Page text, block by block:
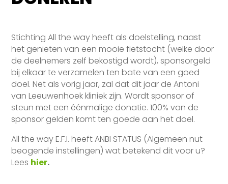
Stichting All the way heeft als doelstelling, naast
het genieten van een mooie fietstocht (welke door
de deelnemers zelf bekostigd wordt), sponsorgeld
bij elkaar te verzamelen ten bate van een goed
doel. Net als vorig jaar, zal dat dit jaar de Antoni
van Leeuwenhoek kliniek zijn. Wordt sponsor of
steun met een éénmalige donatie. 100% van de
sponsor gelden komt ten goede aan het doel.
All the way E.F.I. heeft ANBI STATUS (Algemeen nut
beogende instellingen) wat betekend dit voor u?
Lees hier.